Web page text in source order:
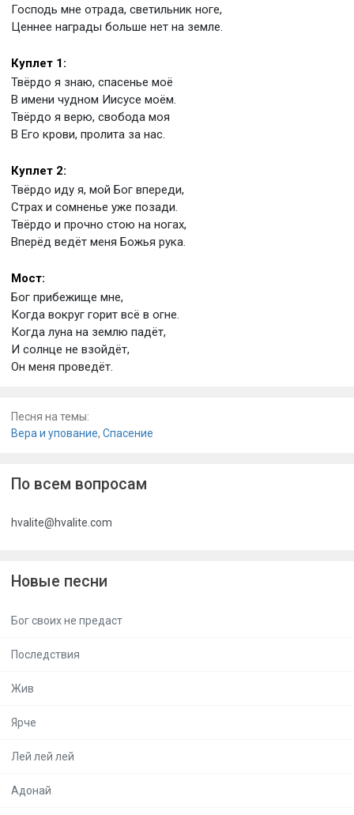
Господь мне отрада, светильник ноге,
Ценнее награды больше нет на земле.
Куплет 1:
Твёрдо я знаю, спасенье моё
В имени чудном Иисусе моём.
Твёрдо я верю, свобода моя
В Его крови, пролита за нас.
Куплет 2:
Твёрдо иду я, мой Бог впереди,
Страх и сомненье уже позади.
Твёрдо и прочно стою на ногах,
Вперёд ведёт меня Божья рука.
Мост:
Бог прибежище мне,
Когда вокруг горит всё в огне.
Когда луна на землю падёт,
И солнце не взойдёт,
Он меня проведёт.
Песня на темы:
Вера и упование, Спасение
По всем вопросам
hvalite@hvalite.com
Новые песни
Бог своих не предаст
Последствия
Жив
Ярче
Лей лей лей
Адонай